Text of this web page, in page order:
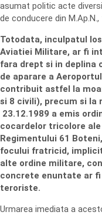
asumat politic acte
de conducere din
Totodata, inculpatul
Aviatiei Militare, ar fi
fara drept si in deplina
de aparare a
contribuit astfel la
si 8 civili), precum si la
23.12.1989 a emis
cocardelor tricolore
Regimentului 61
focului fratricid,
alte ordine militare,
concrete enuntate ar
teroriste.
Urmarea imediata a